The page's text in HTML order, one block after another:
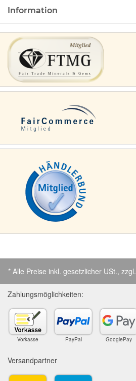
Information
* Alle Preise inkl. gesetzlicher USt., zzgl.
Zahlungsmöglichkeiten:
Vorkasse PayPal GooglePay
Versandpartner